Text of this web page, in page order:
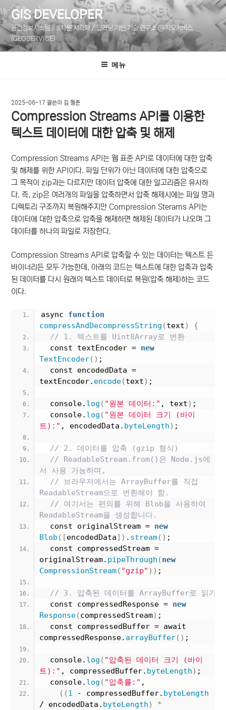
텐
츠
로
바
GIS DEVELOPER
공간정보시스템 / 3차원 시각화 / 딥러닝 기반 기술 연구소 @지오서비스
(GEOSERVICE)
메뉴
작
성
일
자
2025-06-17 글쓴이김 형준
Compression Streams API를 이용한
텍스트 데이터에 대한 압축 및 해제
Compression Streams API는 웹 표준 API로 데이터에 대한 압축
및 해제를 위한 API이다. 파일 단위가 아닌 데이터에 대한 압축으로
그 목적이 zip과는 다르지만 데이터 압축에 대한 알고리즘은 유사하
다. 즉, zip은 여러개의 파일을 압축하면서 압축 해제시에는 파일 명과
디렉토리 구조까지 복원해주지만 Compression Sterams API는
데이터에 대한 압축으로 압축을 해제하면 해제된 데이터가 나오며 그
데이터를 하나의 파일로 저장한다.
Compression Streams API로 압축할 수 있는 데이터는 텍스트 든
바이너리든 모두 가능한데, 아래의 코드는 텍스트에 대한 압축과 압축
된 데이터를 다시 원래의 텍스트 데이터로 복원(압축 해제)하는 코드
이다.
async function
compressAndDecompressString (text)
{
// 1. 텍스트를 Uint8Array로 변환
  const textEncoder =
new
TextEncoder() ;
  const encodedData =
textEncoder. encode(text) ;
  console.
log ( "원본 데이터:" , text) ;
  console.
log ( "원본 데이터 크기 (바이
트):" , encodedData. byteLength) ;
// 2. 데이터를 압축 (gzip 형식)
// ReadableStream.from()은 Node.js에
서 사용 가능하며,
// 브라우저에서는 ArrayBuffer를 직접
ReadableStream으로 변환해야 함.
// 여기서는 편의를 위해 Blob을 사용하여
ReadableStream을 생성합니다.
  const originalStream =
new
Blob ([encodedData]) . stream() ;
  const compressedStream =
originalStream. pipeThrough (new
CompressionStream( "gzip" )) ;
// 3. 압축된 데이터를 ArrayBuffer로 읽기
  const compressedResponse =
new
Response(compressedStream) ;
  const compressedBuffer = await
compressedResponse. arrayBuffer() ;
  console.
log ( "압축된 데이터 크기 (바이
트):" , compressedBuffer. byteLength) ;
  console.
log ( "압축률:" ,
((1 - compressedBuffer. byteLength
/ encodedData. byteLength)
*